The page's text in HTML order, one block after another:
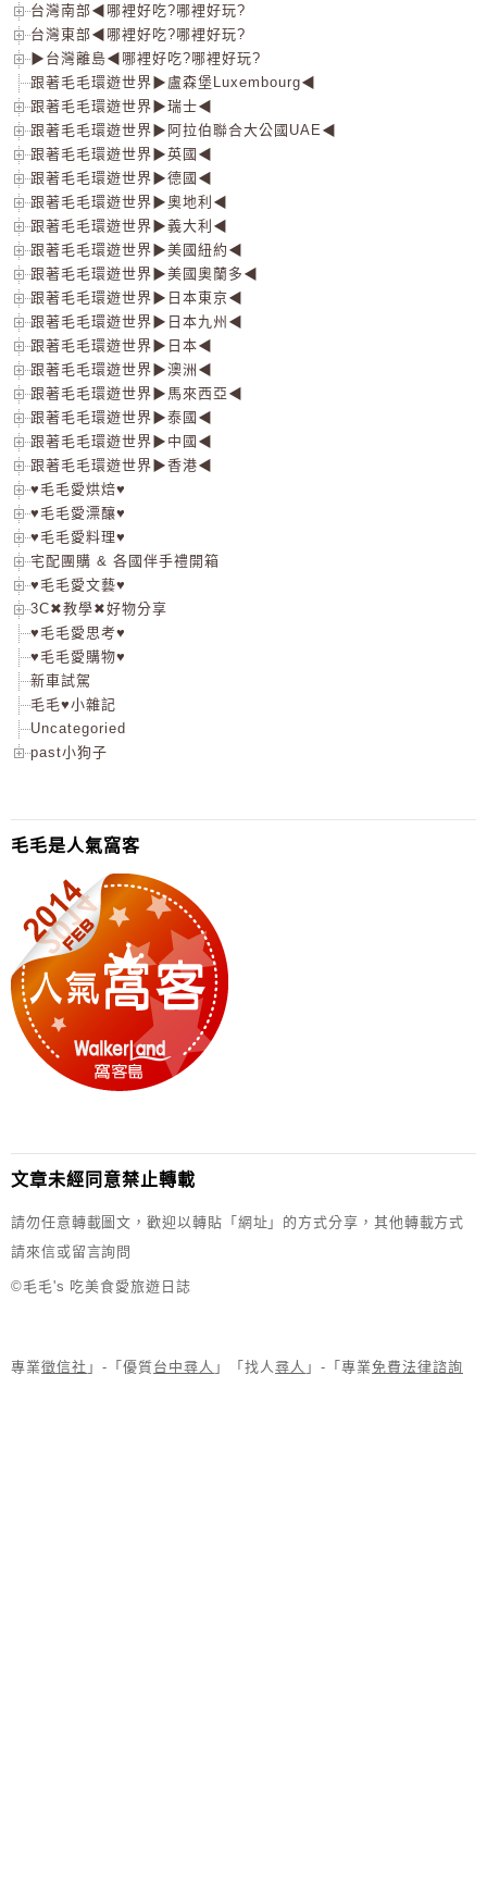
台灣南部◀哪裡好吃?哪裡好玩?
台灣東部◀哪裡好吃?哪裡好玩?
▶台灣離島◀哪裡好吃?哪裡好玩?
跟著毛毛環遊世界▶盧森堡Luxembourg◀
跟著毛毛環遊世界▶瑞士◀
跟著毛毛環遊世界▶阿拉伯聯合大公國UAE◀
跟著毛毛環遊世界▶英國◀
跟著毛毛環遊世界▶德國◀
跟著毛毛環遊世界▶奧地利◀
跟著毛毛環遊世界▶義大利◀
跟著毛毛環遊世界▶美國紐約◀
跟著毛毛環遊世界▶美國奧蘭多◀
跟著毛毛環遊世界▶日本東京◀
跟著毛毛環遊世界▶日本九州◀
跟著毛毛環遊世界▶日本◀
跟著毛毛環遊世界▶澳洲◀
跟著毛毛環遊世界▶馬來西亞◀
跟著毛毛環遊世界▶泰國◀
跟著毛毛環遊世界▶中國◀
跟著毛毛環遊世界▶香港◀
♥毛毛愛烘焙♥
♥毛毛愛漂釀♥
♥毛毛愛料理♥
宅配團購 & 各國伴手禮開箱
♥毛毛愛文藝♥
3C✖教學✖好物分享
♥毛毛愛思考♥
♥毛毛愛購物♥
新車試駕
毛毛♥小雜記
Uncategoried
past小狗子
毛毛是人氣窩客
文章未經同意禁止轉載
請勿任意轉載圖文，歡迎以轉貼「網址」的方式分享，其他轉載方式
請來信或留言詢問
©毛毛's 吃美食愛旅遊日誌
專業徵信社 」-「優質台中尋人 」「找人 尋人 」-「專業免費法律諮詢